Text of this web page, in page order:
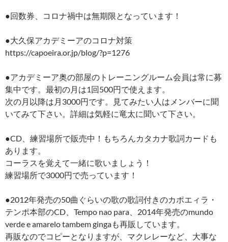
●回数券、コロナ禍中は無期限となっています！
●大久保アカデミーアのコロナ対策
https://capoeira.or.jp/blog/?p=1276
●アカデミーア奥の部屋のトレーニングルーム会員は常に募
集中です。最初の月は1回500円で使えます。
次の月以降は月3000円です。見てみたい人はメンバーに聞
いてみて下さい。詳細は気軽に竜太に聞いて下さい。
●CD、練習場所で販売中！もちろんカタカナ歌詞カードも
あります。
コーラスを覚えて一緒に歌いましょう！
練習場所で3000円で売っています！
●2012年発売の50曲ぐらいの歌の歌詞付きのカポエィラ・
テンポ本部のCD、Tempo nao para、2014年発売のmundo
verde e amarelo tambem gingaも再販しています。
再販なのでコピーとなりますが、マクレレーなど、大事な